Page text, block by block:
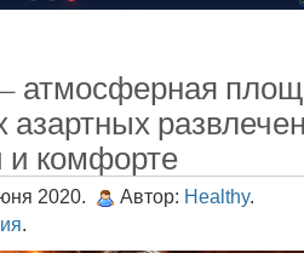
атмосферная
азартных
и комфорте
2020. Автор: Healthy.
.